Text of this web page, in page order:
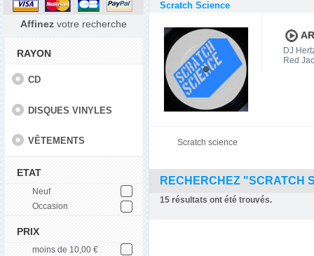
Affinez votre recherche
RAYON
CD
DISQUES VINYLES
VÊTEMENTS
ETAT
Neuf
Occasion
PRIX
moins de 10,00 €
Scratch Science
DJ
Red
Scratch science
RECHERCHEZ "SCRATCH
15 résultats ont été trouvés.